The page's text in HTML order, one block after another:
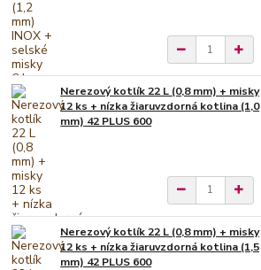
Nerezový kotlík 22 L (0,8 mm) + misky
12 ks + nízka žiaruvzdorná kotlina (1,0
mm) 42 PLUS 600
Nerezový kotlík 22 L (0,8 mm) + misky
12 ks + nízka žiaruvzdorná kotlina (1,5
mm) 42 PLUS 600